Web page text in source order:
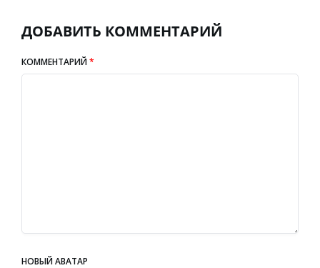
ДОБАВИТЬ КОММЕНТАРИЙ
КОММЕНТАРИЙ*
НОВЫЙ АВАТАР